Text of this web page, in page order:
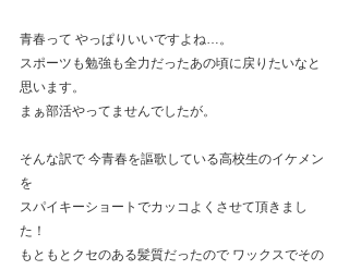
青春って やっぱりいいですよね…。
スポーツも勉強も全力だったあの頃に戻りたいなと
思います。
まぁ部活やってませんでしたが。
そんな訳で 今青春を謳歌している高校生のイケメン
を
スパイキーショートでカッコよくさせて頂きまし
た！
もともとクセのある髪質だったので ワックスでその